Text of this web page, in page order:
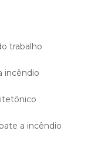
trabalho
incêndio
a incêndio